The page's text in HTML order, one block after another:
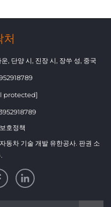
처
, 단양 시, 진장 시, 장쑤 성, 중국
protected]
호정책
차 기술 개발 유한공사. 판권 소